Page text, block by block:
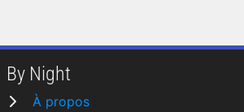
By Night
À propos